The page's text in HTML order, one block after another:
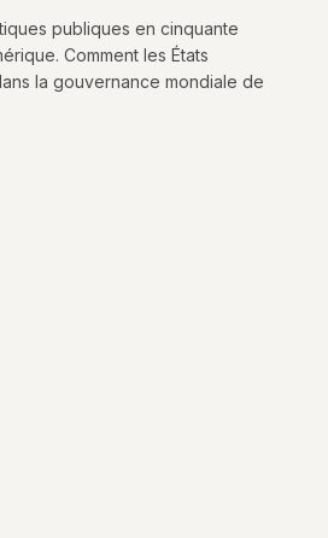
publiques en cinquante
Comment les États
la gouvernance mondiale de